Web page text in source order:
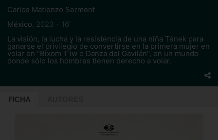
Carlos Matienzo Serment
México, 2023 - 16'
La visión, la lucha y la resistencia de una niña Tének para
ganarse el privilegio de convertirse en la primera mujer en
volar en "Bixom T'iw o Danza del Gavilán", en un mundo
donde sólo los hombres tienen derecho a volar.
FICHA